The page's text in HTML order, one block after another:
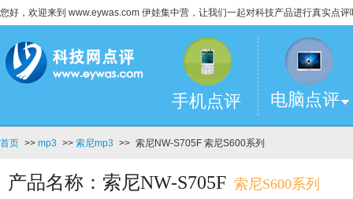
您好，欢迎来到 www.eywas.com 伊娃集中营，让我们一起对科技产品进行真实点评
手机点评 电脑点评
首页 >> mp3 >> 索尼mp3 >> 索尼NW-S705F 索尼S600系列
产品名称：索尼NW-S705F 索尼S600系列